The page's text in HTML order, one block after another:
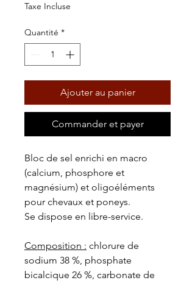
Taxe Incluse
Quantité *
Ajouter au panier
Commander et payer
Bloc de sel enrichi en macro
(calcium, phosphore et
magnésium) et oligoéléments
pour chevaux et poneys.
Se dispose en libre-service.
Composition : chlorure de
sodium 38 %, phosphate
bicalcique 26 %, carbonate de